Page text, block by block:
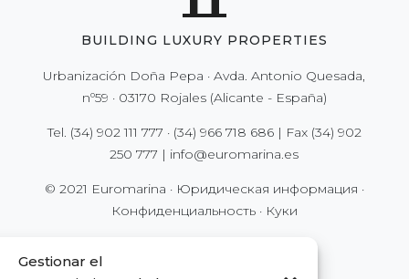
Gestionar el
BUILDING LUXURY PROPERTIES
Urbanización Doña Pepa · Avda. Antonio Quesada,
nº59 · 03170 Rojales (Alicante - España)
Tel. (34) 902 111 777 · (34) 966 718 686| Fax (34) 902
250 777 | info@euromarina.es
© 2021 Euromarina · Юридическая информация ·
Конфиденциальность· Куки